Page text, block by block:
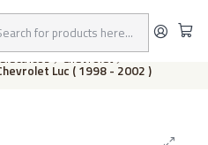
text
Chevrolet
Luc ( 1998 - 2002 )